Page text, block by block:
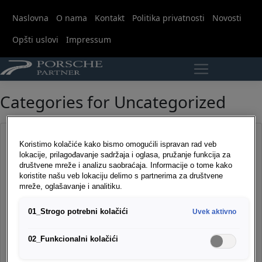
Naslovna O nama Kontakt Politika privatnosti
Novosti
Opšti uslovi
Impressum
Categories for Uncategorized
Porsche Partner web
portal
Puštena je u rad testna verzija Porsche Partner web portala
webportal do...Pročitaj
Pročitaj →
Koristimo kolačiće kako bismo omogućili ispravan rad veb
lokacije, prilagođavanje sadržaja i oglasa, pružanje funkcija za
društvene mreže i analizu saobraćaja. Informacije o tome kako
koristite našu veb lokaciju delimo s partnerima za društvene
mreže, oglašavanje i analitiku.
01_Strogo potrebni kolačići Uvek aktivno
02_Funkcionalni kolačići